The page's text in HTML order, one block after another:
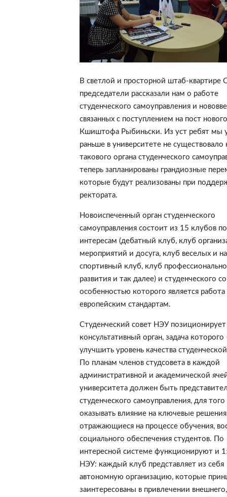
В светлой и просторной штаб-квартире
председатели рассказали нам о работе
студенческого самоуправления и
связанных с поступлением на пост
Кшиштофа Рыбиньски. Из уст ребят мы
раньше в университете не существовало
такового органа студенческого
теперь запланированы грандиозные
которые будут реализованы при
ректората.
Новоиспеченный орган студенческого
самоуправления состоит из 15 клубов по
интересам (дебатный клуб, клуб
мероприятий и досуга, клуб веселых и
спортивный клуб, клуб
развития и так далее) и студенческого
особенностью которого является
европейским стандартам.
Студенческий совет НЭУ позиционирует
консультативный орган, задача которого
улучшить уровень качества
По планам членов студсовета в каждой
административной и академической
университета должен быть
студенческого самоуправления, для
оказывать влияние на ключевые
отражающиеся на процессе обучения,
социального обеспечения студентов. По
интересной системе функционируют и
НЭУ: каждый клуб представляет из себя
автономную организацию, которые
заинтересованы в привлечении